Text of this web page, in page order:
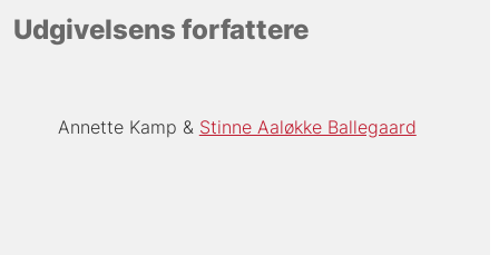
Udgivelsens forfattere
Annette Kamp Stinne Aaløkke Ballegaard